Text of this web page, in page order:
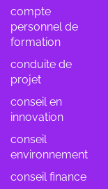
compte
personnel de
formation
conduite de
projet
conseil en
innovation
conseil
environnement
conseil finance